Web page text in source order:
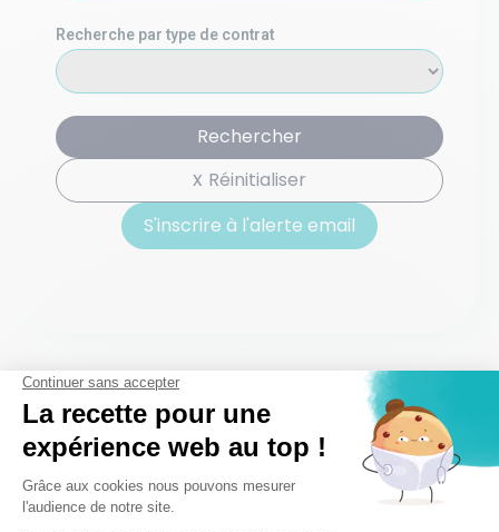
Recherche par type de contrat
Rechercher
Réinitialiser
S'inscrire à l'alerte email
S'inscrire